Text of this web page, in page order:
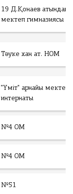
19 Д.Қонаев атындағы
мектеп гимназиясы
Тәуке хан ат. НОМ
"Үміт" арнайы мектеп
интернаты
№4 ОМ
№4 ОМ
№51